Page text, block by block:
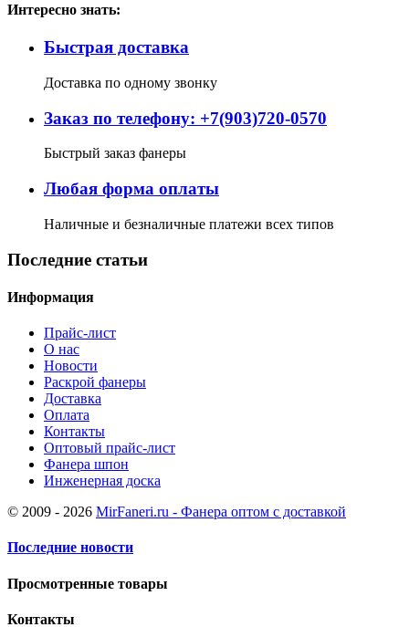
Интересно знать:
Быстрая доставка
Доставка по одному звонку
Заказ по телефону: +7(903)720-0570
Быстрый заказ фанеры
Любая форма оплаты
Наличные и безналичные платежи всех типов
Последние статьи
Информация
Прайс-лист
О нас
Новости
Раскрой фанеры
Доставка
Оплата
Контакты
Оптовый прайс-лист
Фанера шпон
Инженерная доска
© 2009 - 2026 MirFaneri.ru - Фанера оптом с доставкой
Последние новости
Просмотренные товары
Контакты